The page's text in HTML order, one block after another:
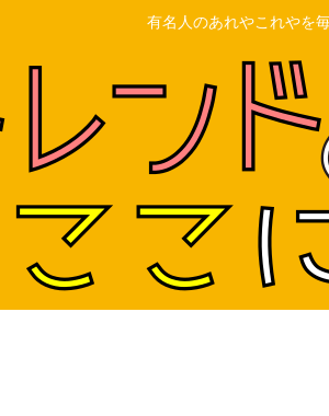
有名人のあれやこれやを